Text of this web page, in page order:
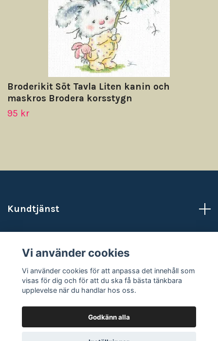
Broderikit Söt Tavla Liten kanin och
maskros Brodera korsstygn
95 kr
Kundtjänst
Sociala medier
© 2026 NataliasAteljePowered by Quickbutik
Vi använder cookies
Vi använder cookies för att anpassa det innehåll som
visas för dig och för att du ska få bästa tänkbara
upplevelse när du handlar hos oss.
Godkänn alla